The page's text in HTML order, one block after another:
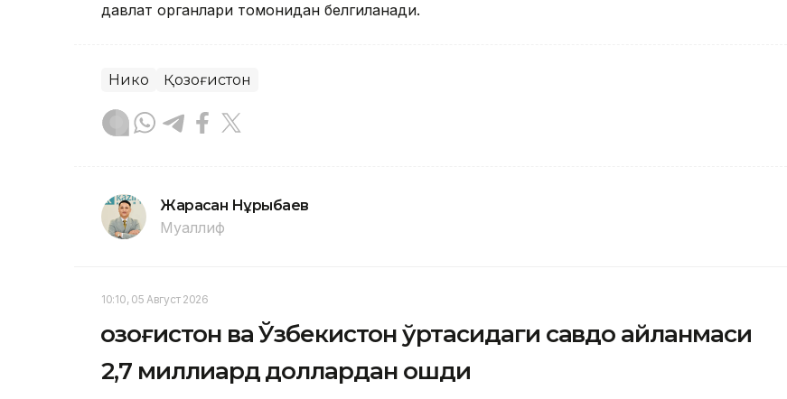
давлат органлари томонидан белгиланади.
Никоҳ Қозоғистон
Жарасқан Нұрыбаев
Муаллиф
10:10, 05 Август 2026
Қозоғистон ва Ўзбекистон ўртасидаги савдо айланмаси
2,7 миллиард доллардан ошди